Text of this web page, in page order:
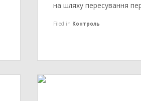
на шляху пересування
Filed in Контроль